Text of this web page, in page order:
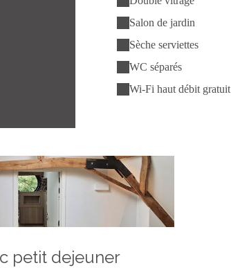
Salon de jardin
Sèche serviettes
WC séparés
Wi-Fi haut débit gratuit
petit dejeuner